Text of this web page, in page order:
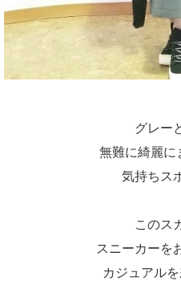
グレー
無難に綺麗に
気持ちス
このス
スニーカーを
カジュアル